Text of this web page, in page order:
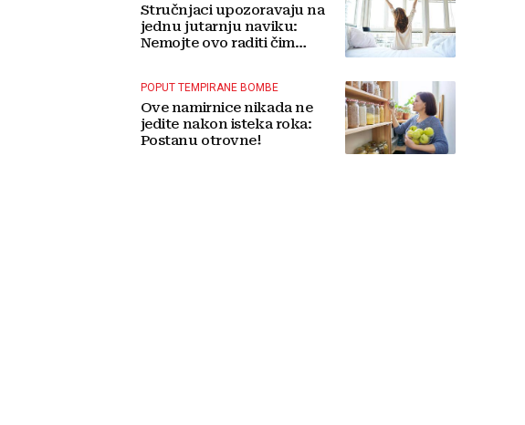
Stručnjaci upozoravaju na
jednu jutarnju naviku:
Nemojte ovo raditi čim
POPUT TEMPIRANE BOMBE
Ove namirnice nikada ne
jedite nakon isteka roka:
Postanu otrovne!